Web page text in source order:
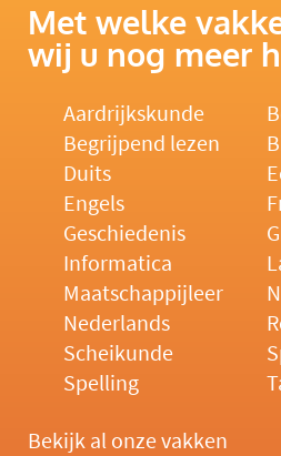
Met welke
wij u nog meer
Aardrijkskunde
Begrijpend lezen
Duits
Engels
Geschiedenis
Informatica
Maatschappijleer
Nederlands
Scheikunde
Spelling
Bekijk al onze vakken